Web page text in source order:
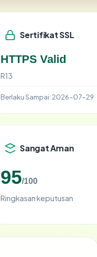
Sertifikat SSL
HTTPS Valid
R13
Berlaku Sampai: 2026-07-29
Sangat Aman
95/100
Ringkasan keputusan